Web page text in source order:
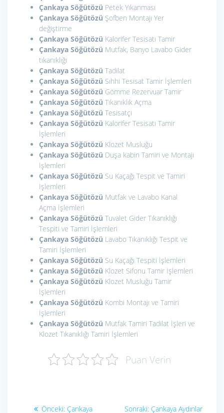
Çankaya Söğütözü Petek Yıkanması
Çankaya Söğütözü Şofben Montajı Yer
değiştirme
Çankaya Söğütözü Kalorifer Tesisatı Tamir
Çankaya Söğütözü Mutfak, Banyo Lavabo Gider
tıkanıklığı
Çankaya Söğütözü Tadilat
Çankaya Söğütözü Sıhhi Tesisat Tamir İşlemleri
Çankaya Söğütözü Gömme Rezervuar Tamir
Çankaya Söğütözü Tıkanıklık Açma
Çankaya Söğütözü Tesisatçı
Çankaya Söğütözü Kalorifer Tesisatı Tamir
İşlemleri
Çankaya Söğütözü Klozet Musluğu
Çankaya Söğütözü Duşa kabin Tamiri ve Montajı
İşlemleri
Çankaya Söğütözü Su Kaçağı Tespit ve Tamiri
İşlemleri
Çankaya Söğütözü Mutfak ve Lavabo Kanal
Açma İşlemleri
Çankaya Söğütözü Tuvalet Gider Tıkanıklığı
Tespiti ve Tamiri İşlemleri
Çankaya Söğütözü Lavabo Tıkanıklığı Tespit ve
Tamiri İşlemleri
Çankaya Söğütözü Su Kaçağı Tespiti İşlemleri
Çankaya Söğütözü Klozet Sifonu Tamir İşlemleri
Çankaya Söğütözü Klozet Musluğu Tamir
İşlemleri
Çankaya Söğütözü Kombi Montajı ve Tamiri
İşlemleri
Çankaya Söğütözü Mutfak Tamiri Tadilat İşleri ve
Klozet Tıkanıklığı Tamiri İşlemleri
Puan Verin
Yazı Önceki: Önceki
Çankaya
Sonraki: Sonraki
Çankaya Aydınlar